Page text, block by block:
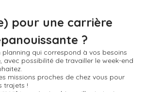
planning qui correspond à vos besoins
avec possibilité de travailler le week-end
missions proches de chez vous pour
trajets !
pour une carrière
?